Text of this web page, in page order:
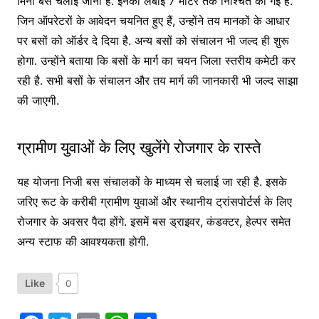
जिन ऑपरेटरों के आवेदन चयनित हुए हैं, उन्होंने तय मानकों के आधार
पर बसों को ऑर्डर दे दिया है. अन्य बसों को संचालन भी जल्द ही शुरू
होगा. उन्होंने बताया कि बसों के मार्ग का चयन जिला स्तरीय कमेटी कर
रही है. सभी बसों के संचालन और तय मार्ग की जानकारी भी जल्द साझा
की जाएगी.
ग्रामीण युवाओं के लिए खुलेंगे रोजगार के रास्ते
यह योजना निजी बस संचालकों के माध्यम से चलाई जा रही है. इसके
जरिए रूट के करीबी ग्रामीण युवाओं और स्थानीय ट्रांसपोर्टर्स के लिए
रोजगार के अवसर पैदा होंगे. इसमें बस ड्राइवर, कंडक्टर, हेल्पर समेत
अन्य स्टाफ की आवश्यकता होगी.
Like 0